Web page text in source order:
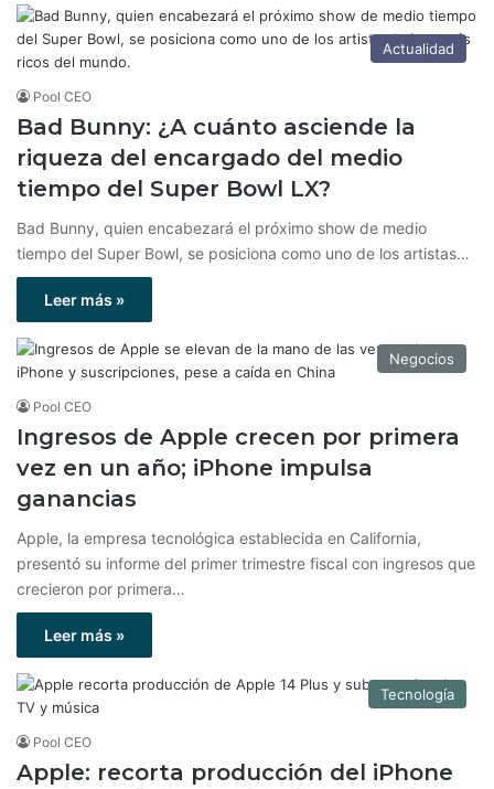
Actualidad
Pool CEO
Bad Bunny: ¿A cuánto asciende la
riqueza del encargado del medio
tiempo del Super Bowl LX?
Bad Bunny, quien encabezará el próximo show de medio
tiempo del Super Bowl, se posiciona como uno de los artistas…
Leer más »
Negocios
Pool CEO
Ingresos de Apple crecen por primera
vez en un año; iPhone impulsa
ganancias
Apple, la empresa tecnológica establecida en California,
presentó su informe del primer trimestre fiscal con ingresos que
crecieron por primera…
Leer más »
Tecnología
Pool CEO
Apple: recorta producción del iPhone